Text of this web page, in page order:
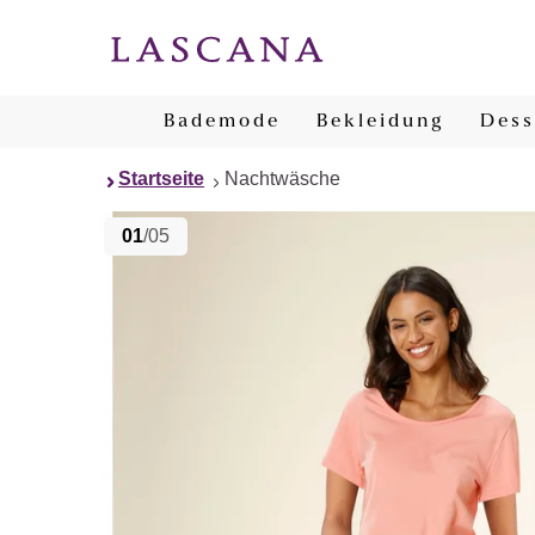
Bademode Bekleidung
Startseite Nachtwäsche
01/05